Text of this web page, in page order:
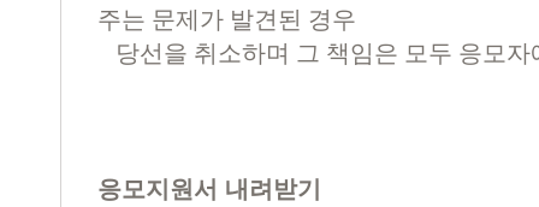
주는 문제가 발견된 경우
당선을 취소하며 그 책임은 모두 응모자
응모지원서 내려받기